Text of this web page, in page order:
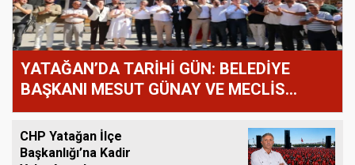
YATAĞAN’DA TARİHİ GÜN: BELEDİYE
BAŞKANI MESUT GÜNAY VE MECLİS
ÜYELERİ YENİ PARTİ’YE GEÇTİ!
CHP Yatağan İlçe
Başkanlığı’na Kadir